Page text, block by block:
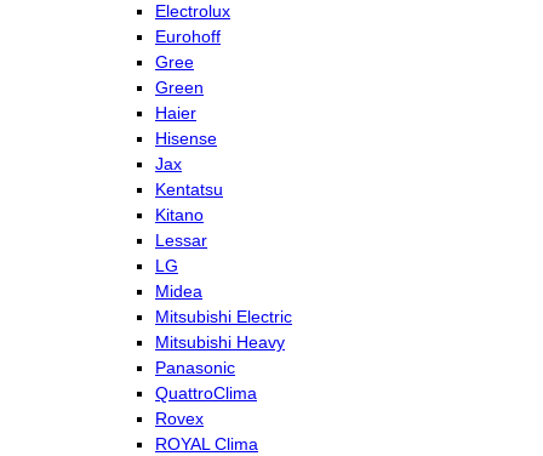
Electrolux
Eurohoff
Gree
Green
Haier
Hisense
Jax
Kentatsu
Kitano
Lessar
LG
Midea
Mitsubishi Electric
Mitsubishi Heavy
Panasonic
QuattroClima
Rovex
ROYAL Clima